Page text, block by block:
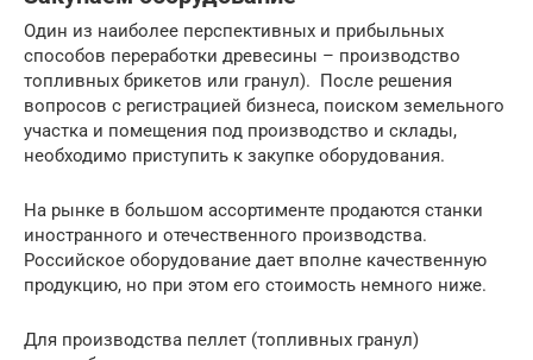
Один из наиболее перспективных и прибыльных
способов переработки древесины – производство
топливных брикетов или гранул). После решения
вопросов с регистрацией бизнеса, поиском земельного
участка и помещения под производство и склады,
необходимо приступить к закупке оборудования.
На рынке в большом ассортименте продаются станки
иностранного и отечественного производства.
Российское оборудование дает вполне качественную
продукцию, но при этом его стоимость немного ниже.
Для производства пеллет (топливных гранул)